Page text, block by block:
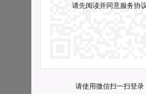
请先阅读并同意服务协
请使用微信扫一扫登录